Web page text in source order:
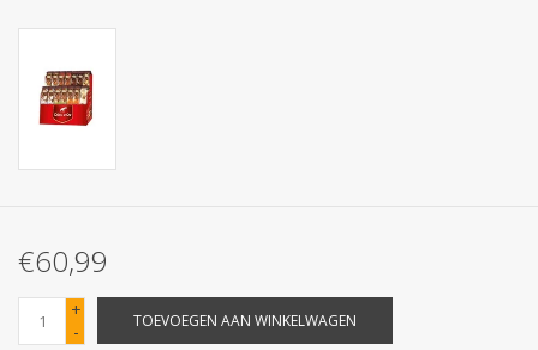
Verpakking
Corona
Sinterklaassnoep
€60,99
+
-
TOEVOEGEN AAN WINKELWAGEN